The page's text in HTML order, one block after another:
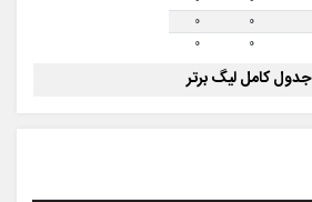
۰
۰
۰ ۰
جدول کامل لیگ برتر